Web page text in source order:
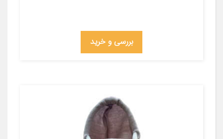
بررسی و خرید